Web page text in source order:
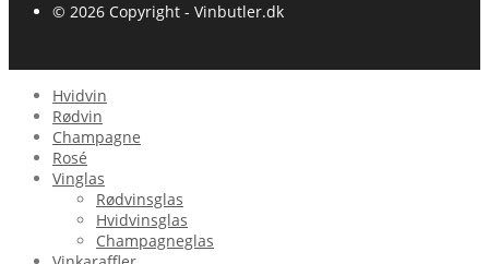
© 2026 Copyright - Vinbutler.dk
Hvidvin
Rødvin
Champagne
Rosé
Vinglas
Rødvinsglas
Hvidvinsglas
Champagneglas